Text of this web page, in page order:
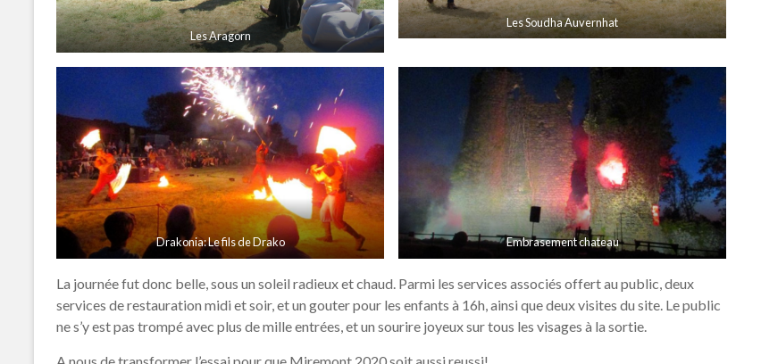
Les Aragorn
Les Soudha Auvernhat
Drakonia: Le fils de Drako Embrasement chateau
La journée fut donc belle, sous un soleil radieux et chaud. Parmi les services associés offert au public, deux
services de restauration midi et soir, et un gouter pour les enfants à 16h, ainsi que deux visites du site. Le public
ne s’y est pas trompé avec plus de mille entrées, et un sourire joyeux sur tous les visages à la sortie.
A nous de transformer l’essai pour que Miremont 2020 soit aussi reussi!